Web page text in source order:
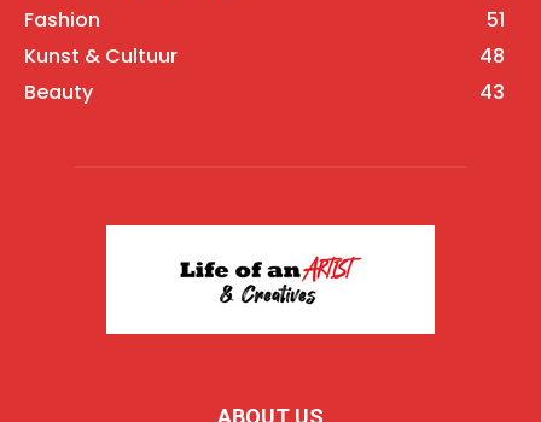
Fashion
51
Kunst & Cultuur
48
Beauty
43